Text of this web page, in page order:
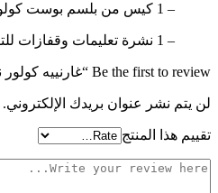
– 1 كيس من بلسم بوست كولور
– 1 نشرة تعليمات وقفازات للتطبيق
Be the first to review “غارنييه كولور ناتشورالز 2.10 صبغة شعر، أزرق أسود، 112 جرام”
لن يتم نشر عنوان بريدك الإلكتروني.
تقييم هذا المنتج